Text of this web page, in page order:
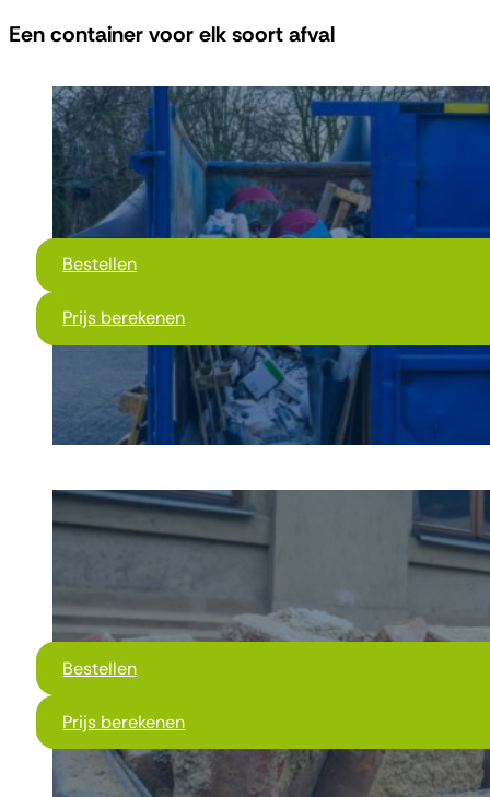
Een container voor elk soort afval
Bestellen
Prijs berekenen
Bestellen
Prijs berekenen